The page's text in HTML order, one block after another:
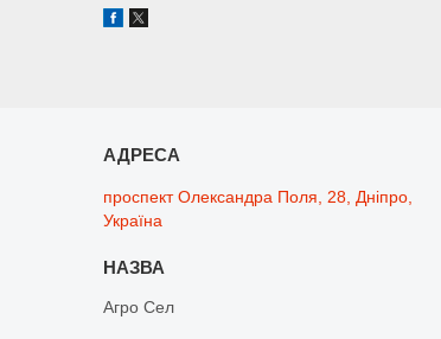
проспект Олександра Поля, 28, Дніпро,
Україна
Агро Сел